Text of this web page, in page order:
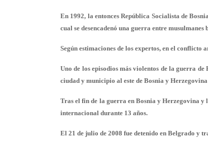
En 1992, la entonces República Socialista de
cual se desencadenó una guerra entre
Según estimaciones de los expertos, en el conflicto
Uno de los episodios más violentos de la guerra
ciudad y municipio al este de Bosnia y
Tras el fin de la guerra en Bosnia y Herzegovina y
internacional durante 13 años.
El 21 de julio de 2008 fue detenido en Belgrado y